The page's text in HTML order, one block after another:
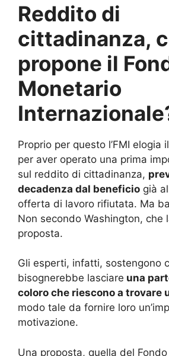
Reddito di
cittadinanza,
propone il
Monetario
Proprio per questo l’FMI elogia
per aver operato una prima
sul reddito di cittadinanza,
decadenza dal beneficio già
offerta di lavoro rifiutata. Ma
Non secondo Washington, che
proposta.
Gli esperti, infatti, sostengono
bisognerebbe lasciare una
coloro che riescono a trovare
modo tale da fornire loro
motivazione.
Una proposta, quella del